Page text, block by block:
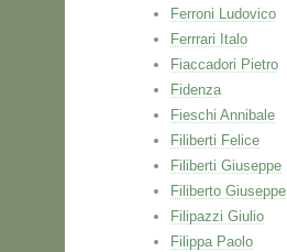
Ferroni Ludovico
Ferrrari Italo
Fiaccadori Pietro
Fidenza
Fieschi Annibale
Filiberti Felice
Filiberti Giuseppe
Filiberto Giuseppe
Filipazzi Giulio
Filippa Paolo